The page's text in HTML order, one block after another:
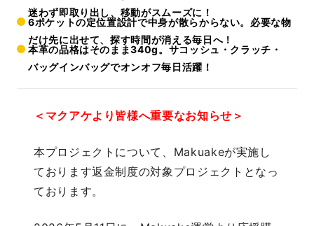
迷わず即取り出し、移動がスムーズに！
6ポケットの定位置設計で中身が散らからない。必要な物
だけ先に出せて、探す時間が消える毎日へ！
本革の品格はそのまま340g。サコッシュ・クラッチ・
バッグインバッグでオンオフ毎日活躍！
＜マクアケより皆様へ重要なお知らせ＞
本プロジェクトについて、Makuakeが実施し
ております返金制度の対象プロジェクトとなっ
ております。